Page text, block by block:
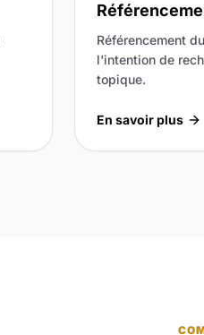
Référencement
l'intention de
topique.
En savoir plus